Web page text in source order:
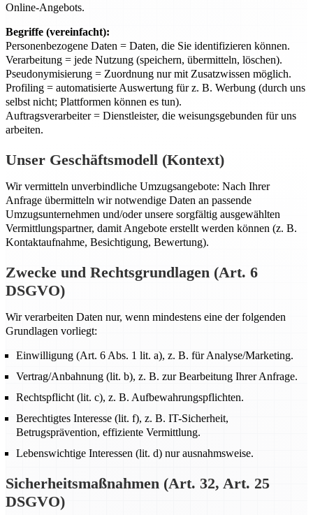
Online-Angebots.
Begriffe (vereinfacht):
Personenbezogene Daten = Daten, die Sie identifizieren können.
Verarbeitung = jede Nutzung (speichern, übermitteln, löschen).
Pseudonymisierung = Zuordnung nur mit Zusatzwissen möglich.
Profiling = automatisierte Auswertung für z. B. Werbung (durch uns
selbst nicht; Plattformen können es tun).
Auftragsverarbeiter = Dienstleister, die weisungsgebunden für uns
arbeiten.
Unser Geschäftsmodell (Kontext)
Wir vermitteln unverbindliche Umzugsangebote: Nach Ihrer
Anfrage übermitteln wir notwendige Daten an passende
Umzugsunternehmen und/oder unsere sorgfältig ausgewählten
Vermittlungspartner, damit Angebote erstellt werden können (z. B.
Kontaktaufnahme, Besichtigung, Bewertung).
Zwecke und Rechtsgrundlagen (Art. 6
DSGVO)
Wir verarbeiten Daten nur, wenn mindestens eine der folgenden
Grundlagen vorliegt:
Einwilligung (Art. 6 Abs. 1 lit. a), z. B. für Analyse/Marketing.
Vertrag/Anbahnung (lit. b), z. B. zur Bearbeitung Ihrer Anfrage.
Rechtspflicht (lit. c), z. B. Aufbewahrungspflichten.
Berechtigtes Interesse (lit. f), z. B. IT-Sicherheit,
Betrugsprävention, effiziente Vermittlung.
Lebenswichtige Interessen (lit. d) nur ausnahmsweise.
Sicherheitsmaßnahmen (Art. 32, Art. 25
DSGVO)